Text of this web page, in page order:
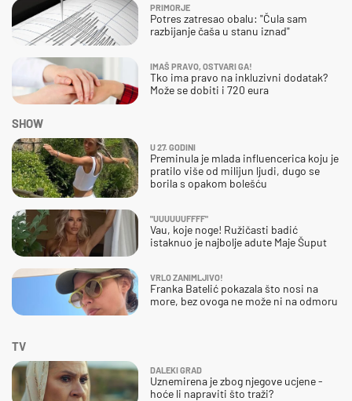
PRIMORJE
Potres zatresao obalu: "Čula sam
razbijanje čaša u stanu iznad"
IMAŠ PRAVO, OSTVARI GA!
Tko ima pravo na inkluzivni dodatak?
Može se dobiti i 720 eura
SHOW
U 27. GODINI
Preminula je mlada influencerica koju je
pratilo više od milijun ljudi, dugo se
borila s opakom bolešću
"UUUUUUFFFF"
Vau, koje noge! Ružičasti badić
istaknuo je najbolje adute Maje Šuput
VRLO ZANIMLJIVO!
Franka Batelić pokazala što nosi na
more, bez ovoga ne može ni na odmoru
TV
DALEKI GRAD
Uznemirena je zbog njegove ucjene -
hoće li napraviti što traži?